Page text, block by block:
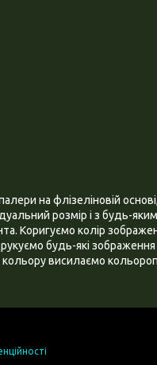
на флізеліновій
розмір і з будь-яким
Коригуємо колір
будь-які зображення
кольору висилаємо